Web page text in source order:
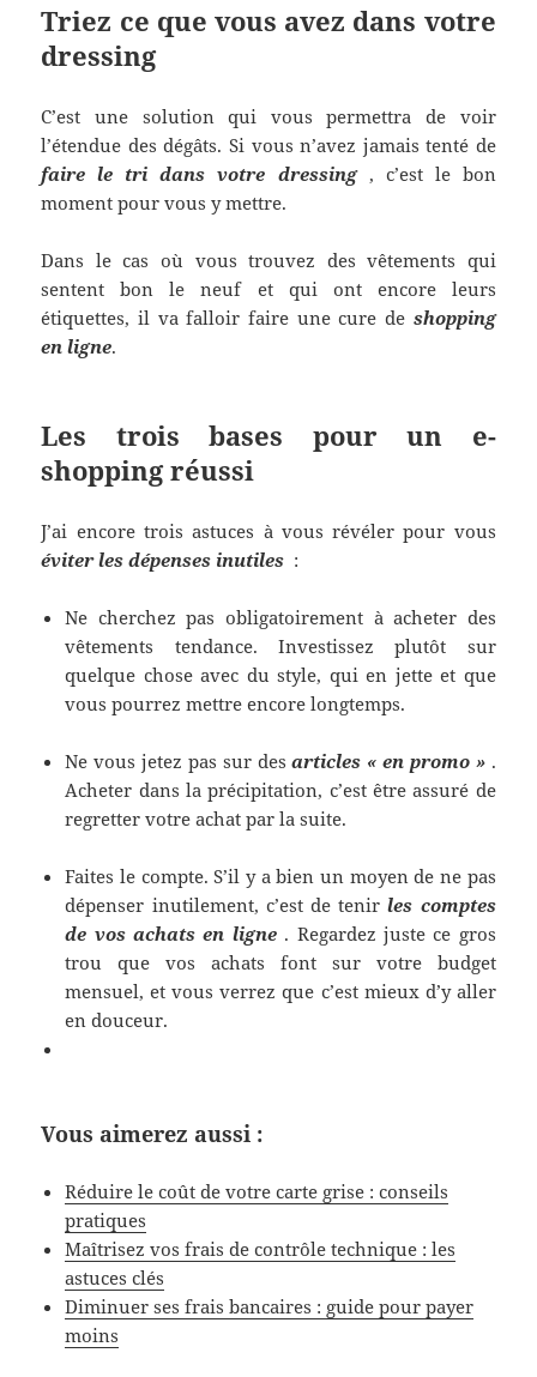
Triez ce que vous avez dans votre
dressing
C’est une solution qui vous permettra de voir
l’étendue des dégâts. Si vous n’avez jamais tenté de
faire le tri dans votre dressing, c’est le bon
moment pour vous y mettre.
Dans le cas où vous trouvez des vêtements qui
sentent bon le neuf et qui ont encore leurs
étiquettes, il va falloir faire une cure de shopping
en ligne.
Les trois bases pour un e-
shopping réussi
J’ai encore trois astuces à vous révéler pour vous
éviter les dépenses inutiles :
Ne cherchez pas obligatoirement à acheter des
vêtements tendance. Investissez plutôt sur
quelque chose avec du style, qui en jette et que
vous pourrez mettre encore longtemps.
Ne vous jetez pas sur desarticles « en promo ».
Acheter dans la précipitation, c’est être assuré de
regretter votre achat par la suite.
Faites le compte. S’il y a bien un moyen de ne pas
dépenser inutilement, c’est de tenirles comptes
de vos achats en ligne . Regardez juste ce gros
trou que vos achats font sur votre budget
mensuel, et vous verrez que c’est mieux d’y aller
en douceur.
Vous aimerez aussi :
Réduire le coût de votre carte grise : conseils
pratiques
Maîtrisez vos frais de contrôle technique : les
astuces clés
Diminuer ses frais bancaires : guide pour payer
moins